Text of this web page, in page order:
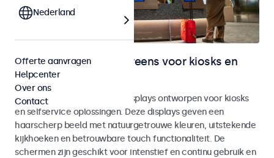
Monitoren en touchscreens voor kiosks en
selfservice
Monitoren en touchscreen displays ontworpen voor kiosks
en selfservice oplossingen. Deze displays geven een
haarscherp beeld met natuurgetrouwe kleuren, uitstekende
kijkhoeken en betrouwbare touch functionaliteit. De
schermen zijn geschikt voor intenstief en continu gebruik en
Nederland
Offerte aanvragen
Helpcenter
Over ons
Contact